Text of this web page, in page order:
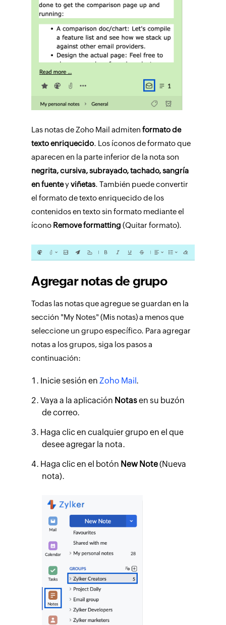
Las notas de Zoho Mail admitenformato de
texto enriquecido. Los íconos de formato que
aparecen en la parte inferior de la nota son
negrita, cursiva, subrayado, tachado, sangría
en fuenteyviñetas. También puede convertir
el formato de texto enriquecido de los
contenidos en texto sin formato mediante el
ícono Remove formatting (Quitar formato).
Agregar notas de grupo
Todas las notas que agregue se guardan en la
sección "My Notes" (Mis notas) a menos que
seleccione un grupo específico. Para agregar
notas a los grupos, siga los pasos a
continuación:
Inicie sesión enZoho Mail .
Vaya a la aplicación Notasen su buzón
de correo.
Haga clic en cualquier grupo en el que
desee agregar la nota.
Haga clic en el botón New Note(Nueva
nota).